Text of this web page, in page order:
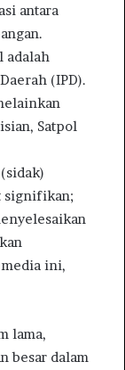
antara
adalah
(IPD).
Satpol
signifikan;
ini,
lama,
besar dalam